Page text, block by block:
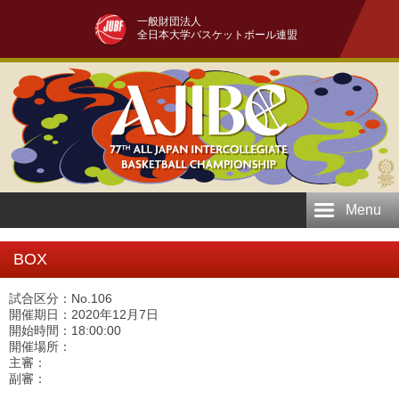
一般財団法人
全日本大学バスケットボール連盟
Menu
BOX
試合区分：No.106
開催期日：2020年12月7日
開始時間：18:00:00
開催場所：
主審：
副審：